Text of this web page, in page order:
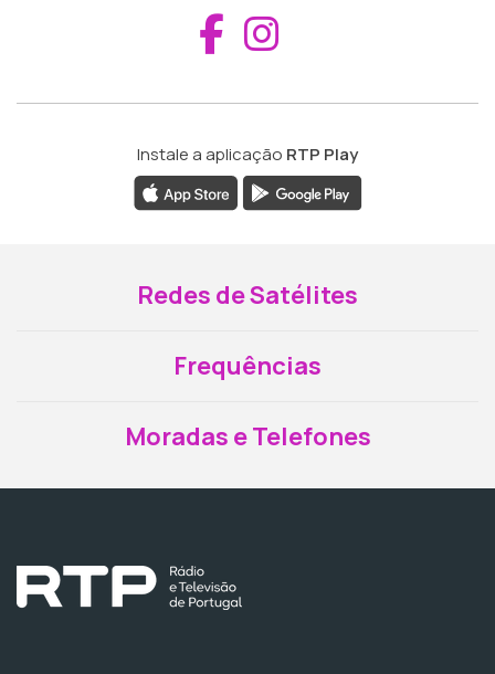
Aceder ao
Instale a aplicação RTP Play
Redes de Satélites
Frequências
Moradas e Telefones